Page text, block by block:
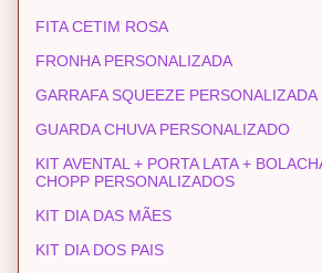
FITA CETIM ROSA
FRONHA PERSONALIZADA
GARRAFA SQUEEZE PERSONALIZADA
GUARDA CHUVA PERSONALIZADO
KIT AVENTAL + PORTA LATA +
CHOPP PERSONALIZADOS
KIT DIA DAS MÃES
KIT DIA DOS PAIS